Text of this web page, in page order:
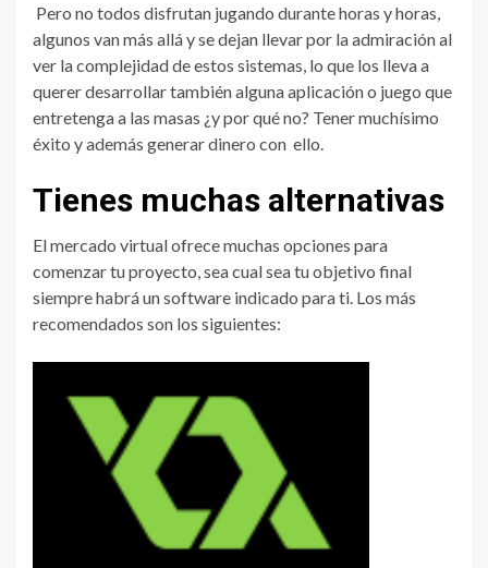
Pero no todos disfrutan jugando durante horas y horas,
algunos van más allá y se dejan llevar por la admiración al
ver la complejidad de estos sistemas, lo que los lleva a
querer desarrollar también alguna aplicación o juego que
entretenga a las masas ¿y por qué no? Tener muchísimo
éxito y además generar dinero con ello.
Tienes muchas alternativas
El mercado virtual ofrece muchas opciones para
comenzar tu proyecto, sea cual sea tu objetivo final
siempre habrá un software indicado para ti. Los más
recomendados son los siguientes: